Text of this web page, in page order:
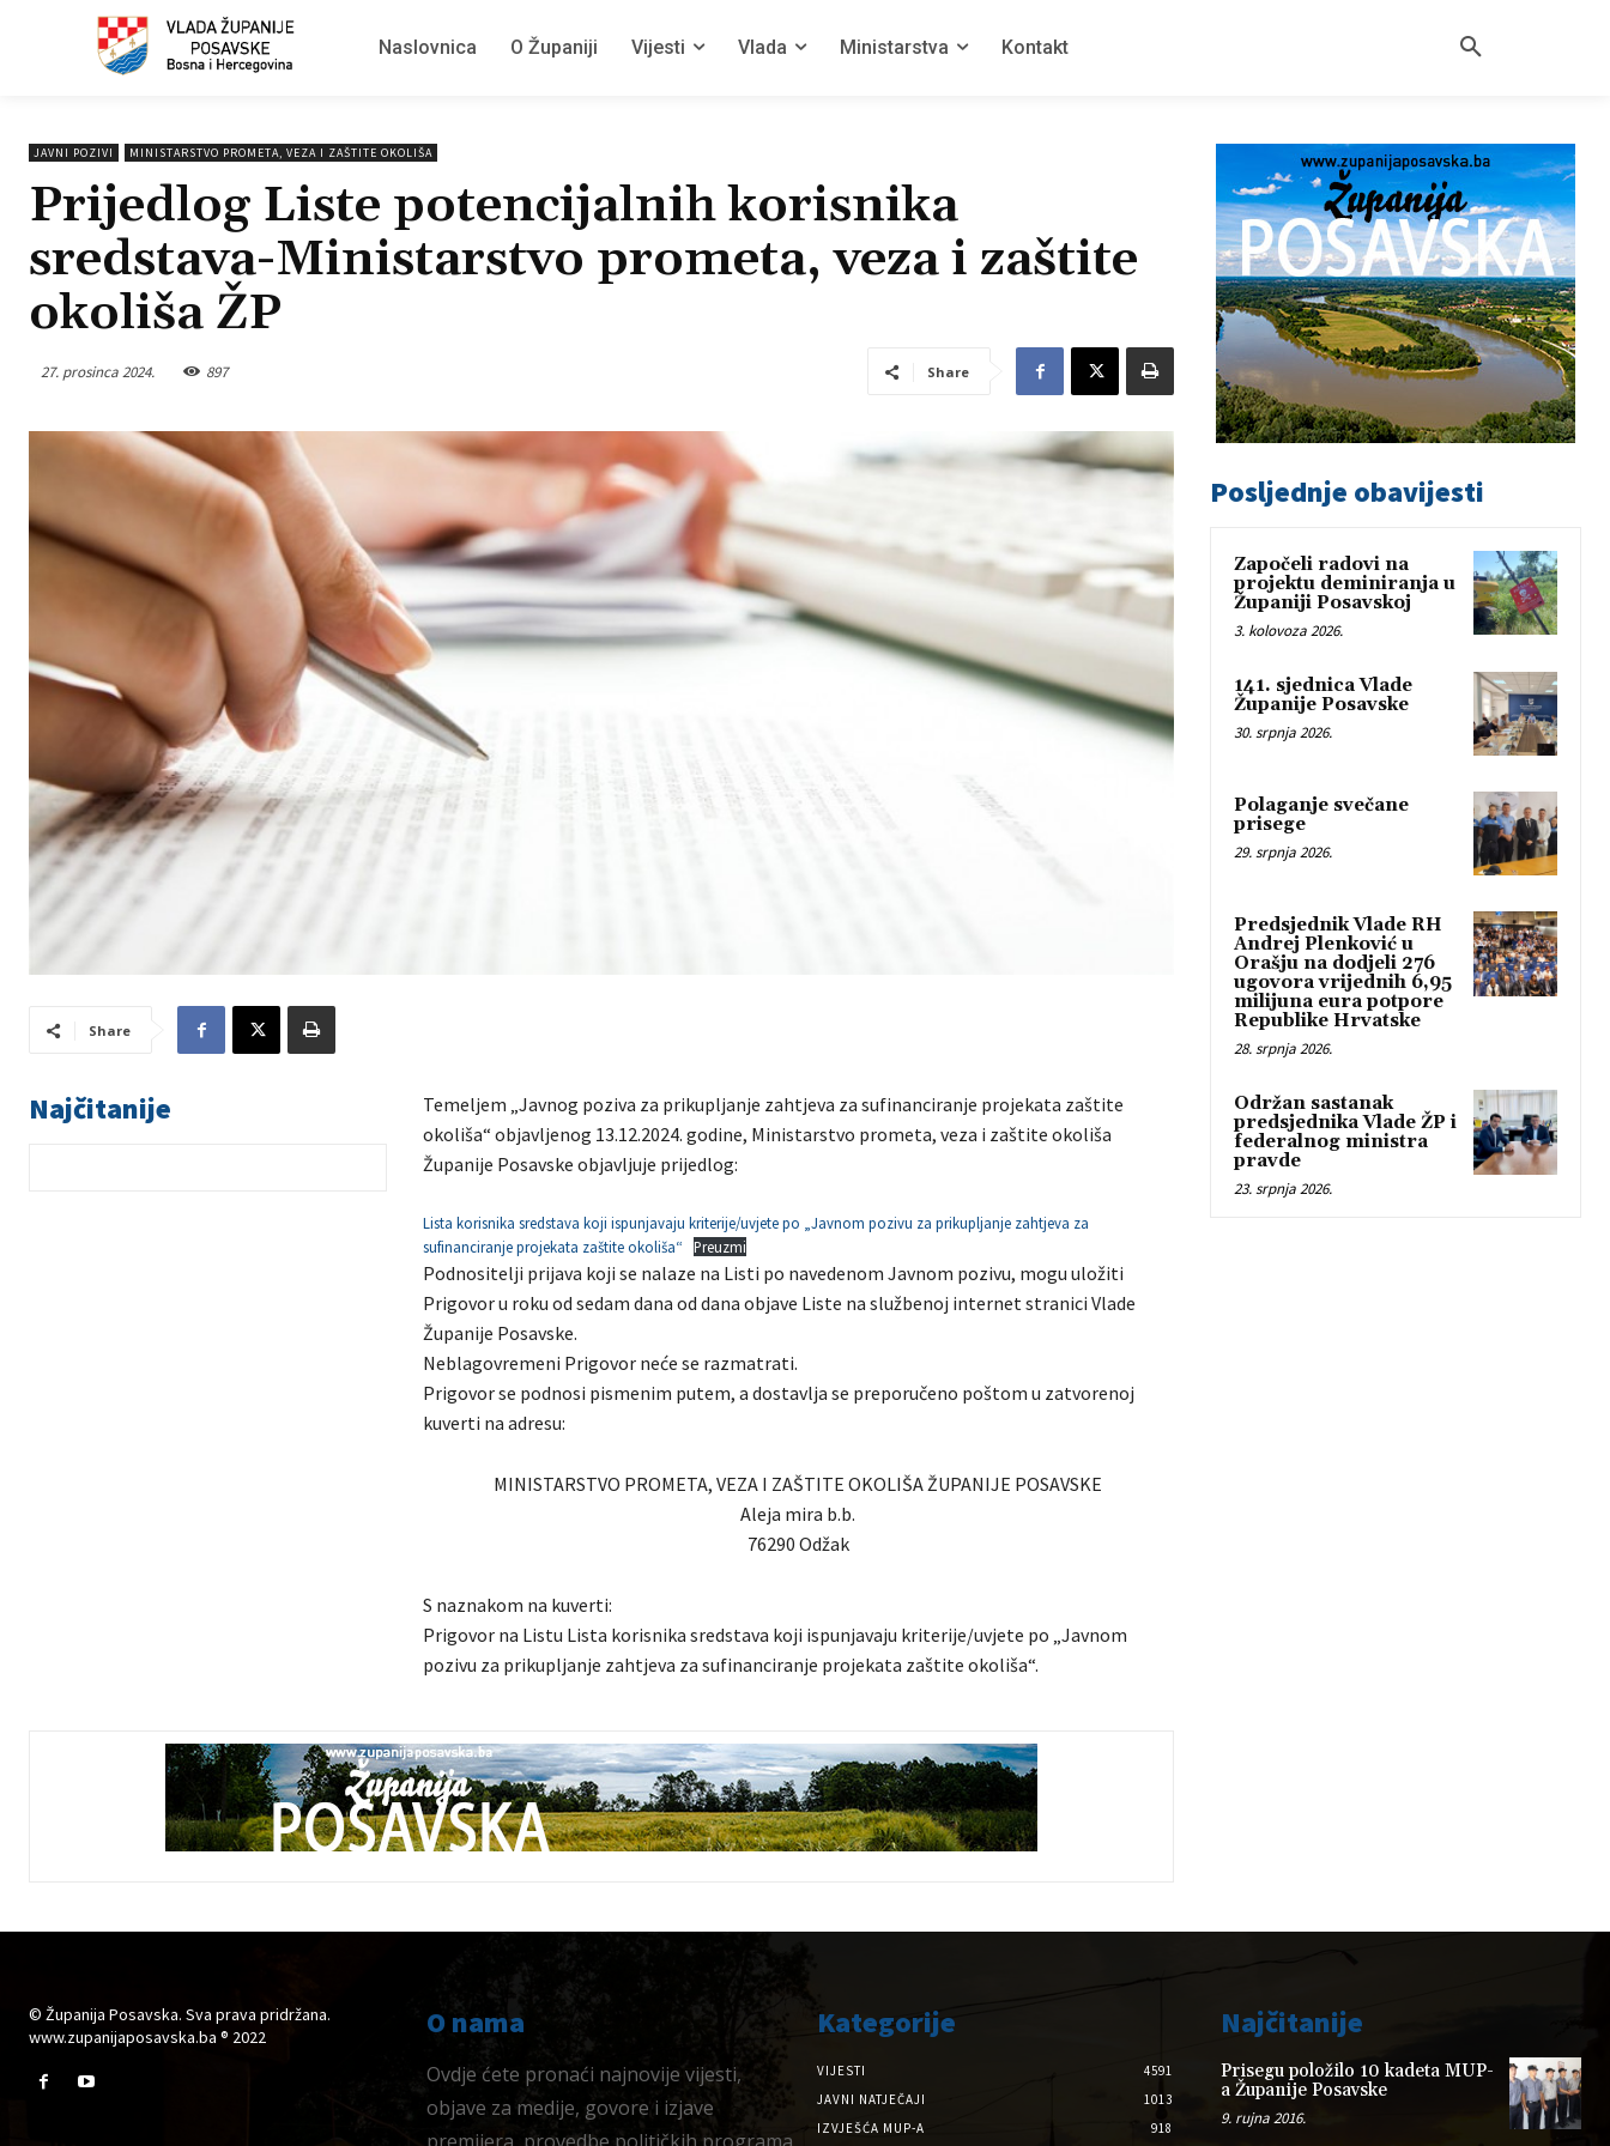
Naslovnica O Županiji Vijesti Vlada Ministarstva Kontakt
JAVNI POZIVI MINISTARSTVO PROMETA, VEZA I ZAŠTITE OKOLIŠA
Prijedlog Liste potencijalnih korisnika
sredstava-Ministarstvo prometa, veza i zaštite
okoliša ŽP
27. prosinca 2024. 897 Share
Share
Najčitanije
Temeljem „Javnog poziva za prikupljanje zahtjeva za sufinanciranje projekata zaštite
okoliša“ objavljenog 13.12.2024. godine, Ministarstvo prometa, veza i zaštite okoliša
Županije Posavske objavljuje prijedlog:
Lista korisnika sredstava koji ispunjavaju kriterije/uvjete po „Javnom pozivu za prikupljanje zahtjeva za
sufinanciranje projekata zaštite okoliša“
Preuzmi
Podnositelji prijava koji se nalaze na Listi po navedenom Javnom pozivu, mogu uložiti
Prigovor u roku od sedam dana od dana objave Liste na službenoj internet stranici Vlade
Županije Posavske.
Neblagovremeni Prigovor neće se razmatrati.
Prigovor se podnosi pismenim putem, a dostavlja se preporučeno poštom u zatvorenoj
kuverti na adresu:
MINISTARSTVO PROMETA, VEZA I ZAŠTITE OKOLIŠA ŽUPANIJE POSAVSKE
Aleja mira b.b.
76290 Odžak
S naznakom na kuverti:
Prigovor na Listu Lista korisnika sredstava koji ispunjavaju kriterije/uvjete po „Javnom
pozivu za prikupljanje zahtjeva za sufinanciranje projekata zaštite okoliša“.
Posljednje obavijesti
Započeli radovi na
projektu deminiranja u
Županiji Posavskoj
3. kolovoza 2026.
141. sjednica Vlade
Županije Posavske
30. srpnja 2026.
Polaganje svečane
prisege
29. srpnja 2026.
Predsjednik Vlade RH
Andrej Plenković u
Orašju na dodjeli 276
ugovora vrijednih 6,95
milijuna eura potpore
Republike Hrvatske
28. srpnja 2026.
Održan sastanak
predsjednika Vlade ŽP i
federalnog ministra
pravde
23. srpnja 2026.
© Županija Posavska. Sva prava pridržana.
www.zupanijaposavska.ba ® 2022
O nama
Ovdje ćete pronaći najnovije vijesti,
objave za medije, govore i izjave
Kategorije
VIJESTI
4591
JAVNI NATJEČAJI
1013
IZVJEŠĆA MUP-A
918
Najčitanije
Prisegu položilo 10 kadeta MUP-
a Županije Posavske
9. rujna 2016.